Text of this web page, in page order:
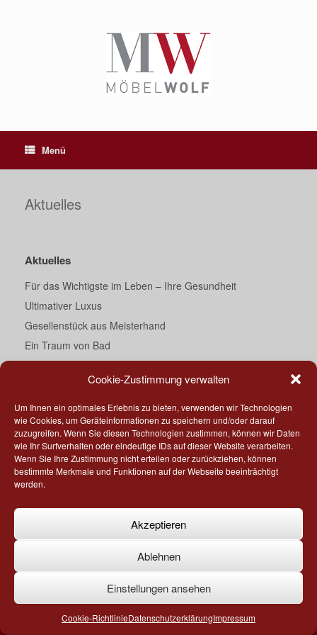
Cookie-Zustimmung verwalten
Um Ihnen ein optimales Erlebnis zu bieten, verwenden wir Technologien
wie Cookies, um Geräteinformationen zu speichern und/oder darauf
zuzugreifen. Wenn Sie diesen Technologien zustimmen, können wir Daten
wie Ihr Surfverhalten oder eindeutige IDs auf dieser Website verarbeiten.
Wenn Sie Ihre Zustimmung nicht erteilen oder zurückziehen, können
bestimmte Merkmale und Funktionen auf der Webseite beeinträchtigt
werden.
Akzeptieren
Ablehnen
Einstellungen ansehen
Cookie-RichtlinieDatenschutzerklärungImpressum
Menü
Aktuelles
Aktuelles
Für das Wichtigste im Leben – Ihre Gesundheit
Ultimativer Luxus
Gesellenstück aus Meisterhand
Ein Traum von Bad
Darth Vader’s Essecke
Küche meets Corian®
„Geschmackssache“
Ihr direkter Draht
Tiny kitchen – Part 2
Bad – rundum neu